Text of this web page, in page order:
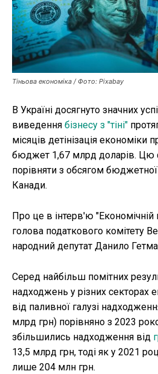
ФОП
Курс валют
Ми в соц. мережах
Тіньова економіка / Фото: Pixabay
В Україні досягнуто значних
виведення бізнесу з "тіні"
місяців детінізація
бюджет 1,67 млрд доларів. Цю
порівняти з обсягом
Канади.
Про це в інтерв'ю "Економічній
голова податкового комітету
народний депутат Данило
Серед найбільш помітних
надходжень у різних секторах
від паливної галузі
млрд грн) порівняно з 2023
збільшились надходження від
13,5 млрд грн, тоді як у 2021
лише 204 млн грн.